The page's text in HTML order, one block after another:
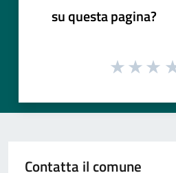
su questa pagina?
Contatta il comune